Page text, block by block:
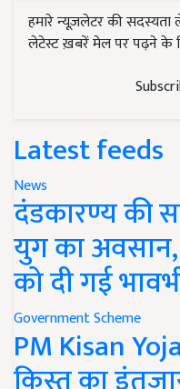
हमारे न्यूज़लेटर की
लेटेस्ट ख़बरें मेल पर पढ़ने के
Latest feeds
News
दंडकारण्य की
युग का अवसान,
को दी गई
Government Scheme
PM Kisan